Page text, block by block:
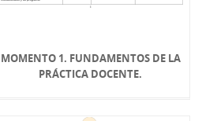
MOMENTO 1. FUNDAMENTOS DE LA
PRÁCTICA DOCENTE.